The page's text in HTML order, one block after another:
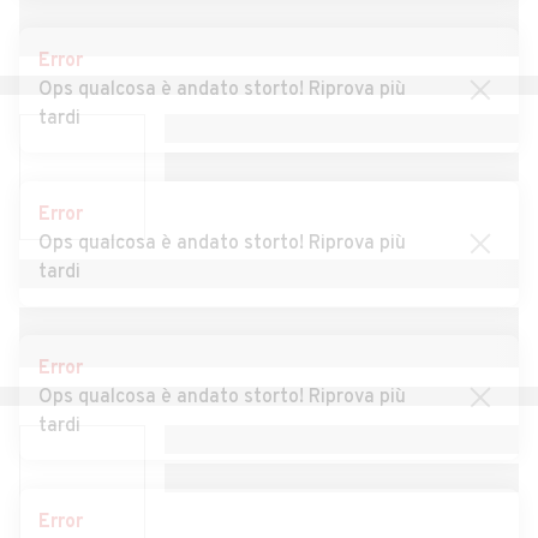
Auto usate Caronno
Varesino
Sempione
Auto usate Cassano
Cabiaglio
Auto usate Castelveccana
Error
Ops qualcosa è andato storto! Riprova più
tardi
Error
Ops qualcosa è andato storto! Riprova più
tardi
Error
Ops qualcosa è andato storto! Riprova più
tardi
Error